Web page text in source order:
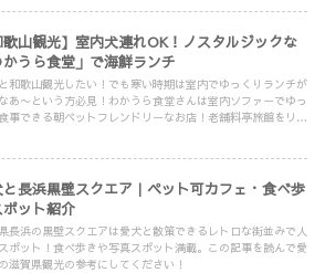
歌山観光】室内犬連れOK！ノスタルジックな
かうら食堂」で海鮮ランチ
和歌山観光したい！でも寒い時期は室内でゆっくりランチが
あ〜という方必見！わかうら食堂さんは室内ソファーでゆっ
事できる朝ペットフレンドリーなお店！老舗料亭旅館をリノ
と長浜黒壁スクエア｜ペット可カフェ・食べ歩
ポット紹介
長浜の黒壁スクエアは愛犬と散策できるレトロな街並みで人
ポット！食べ歩きや写真スポット満載。この記事を読んで愛
滋賀県観光の参考にしてください！